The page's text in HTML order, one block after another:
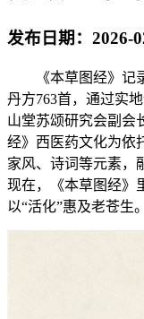
发布日期： 2026-
《本草图经》记录
丹方763首，通过实
山堂苏颂研究会副会
经》西医药文化为依
家风、诗词等元素，
现在，《本草图经》
以“活化”惠及老苍生。